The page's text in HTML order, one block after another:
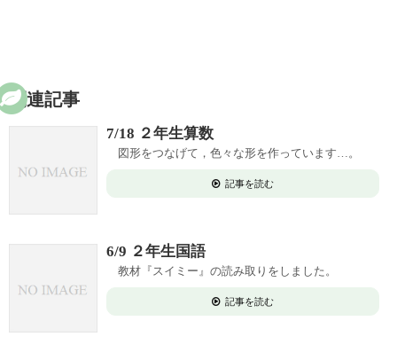
関連記事
7/18 ２年生算数
図形をつなげて，色々な形を作っています…。
記事を読む
6/9 ２年生国語
教材『スイミー』の読み取りをしました。
記事を読む